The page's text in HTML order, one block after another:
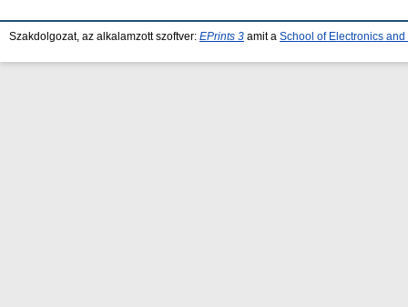
Szakdolgozat, az alkalamzott szoftver: EPrints 3 amit a School of Electronics